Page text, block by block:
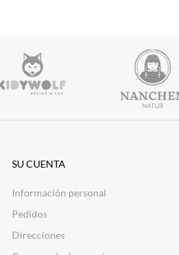
SU CUENTA
Información personal
Pedidos
Direcciones